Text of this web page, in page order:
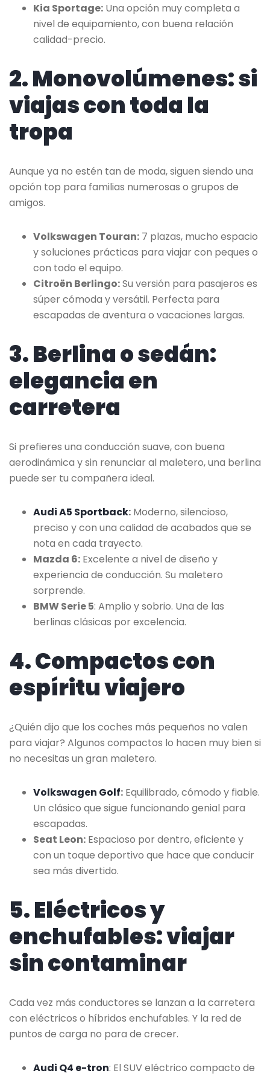
Kia Sportage: Una opción muy completa a
nivel de equipamiento, con buena relación
calidad-precio.
2. Monovolúmenes: si
viajas con toda la
tropa
Aunque ya no estén tan de moda, siguen siendo una
opción top para familias numerosas o grupos de
amigos.
Volkswagen Touran: 7 plazas, mucho espacio
y soluciones prácticas para viajar con peques o
con todo el equipo.
Citroën Berlingo:Su versión para pasajeros es
súper cómoda y versátil. Perfecta para
escapadas de aventura o vacaciones largas.
3. Berlina o sedán:
elegancia en
carretera
Si prefieres una conducción suave, con buena
aerodinámica y sin renunciar al maletero, una berlina
puede ser tu compañera ideal.
Audi A5 Sportback: Moderno, silencioso,
preciso y con una calidad de acabados que se
nota en cada trayecto.
Mazda 6: Excelente a nivel de diseño y
experiencia de conducción. Su maletero
sorprende.
BMW Serie 5: Amplio y sobrio. Una de las
berlinas clásicas por excelencia.
4. Compactos con
espíritu viajero
¿Quién dijo que los coches más pequeños no valen
para viajar? Algunos compactos lo hacen muy bien si
no necesitas un gran maletero.
Volkswagen Golf: Equilibrado, cómodo y fiable.
Un clásico que sigue funcionando genial para
escapadas.
Seat Leon: Espacioso por dentro, eficiente y
con un toque deportivo que hace que conducir
sea más divertido.
5. Eléctricos y
enchufables: viajar
sin contaminar
Cada vez más conductores se lanzan a la carretera
con eléctricos o híbridos enchufables. Y la red de
puntos de carga no para de crecer.
Audi Q4 e-tron: El SUV eléctrico compacto de